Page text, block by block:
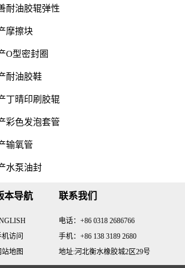
耐油胶辊弹性
摩擦块
O型密封圈
耐油胶鞋
丁晴印刷胶辊
彩色发泡套管
输氧管
水泵油封
本导航
机访问
站地图
联系我们
电话：+86 0318 2686766
手机：+86 138 3189 2680
地址:河北衡水橡胶城2区29号